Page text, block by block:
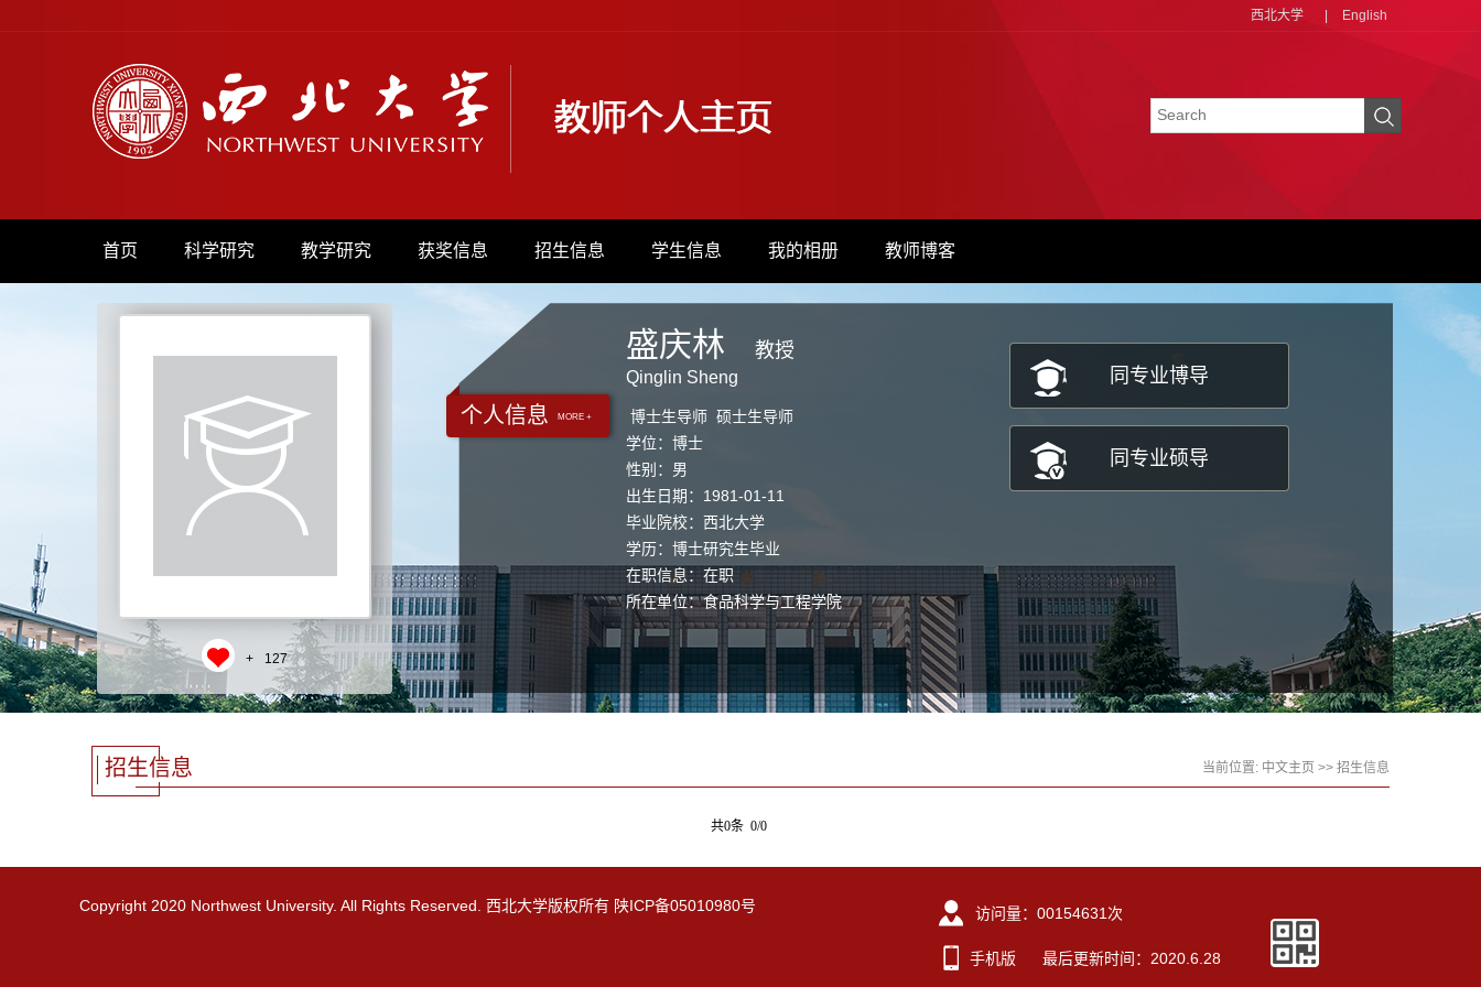
西北大学 English
首页 科学研究 教学研究 获奖信息 招生信息 学生信息 我的相册 教师博客
+ 127
个人信息 MORE +
盛庆林
Qinglin Sheng
教授
博士生导师 硕士生导师
学位：博士
性别：男
出生日期：1981-01-11
毕业院校：西北大学
学历：博士研究生毕业
在职信息：在职
所在单位：食品科学与工程学院
同专业博导
同专业硕导
招生信息 当前位置: 中文主页 >> 招生信息
共0条 0/0
Copyright 2020 Northwest University. All Rights Reserved. 西北大学版权所有 陕ICP备05010980号 访问量： 00154631 次
手机版 最后更新时间： 2020 6 28